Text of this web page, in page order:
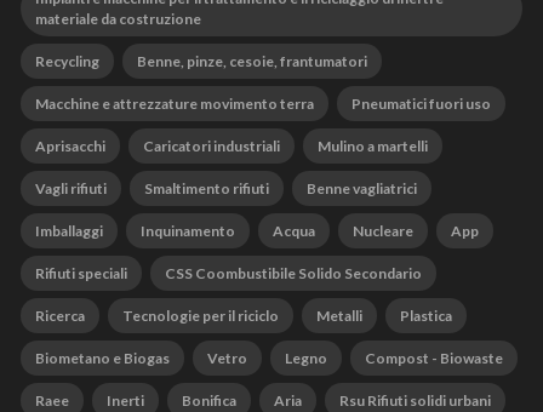
materiale da costruzione
Recycling Benne, pinze, cesoie, frantumatori
Macchine e attrezzature movimento terra Pneumatici fuori uso
Aprisacchi Caricatori industriali Mulino a martelli
Vagli rifiuti Smaltimento rifiuti Benne vagliatrici
Imballaggi Inquinamento Acqua Nucleare App
Rifiuti speciali CSS Coombustibile Solido Secondario
Ricerca Tecnologie per il riciclo Metalli Plastica
Biometano e Biogas Vetro Legno Compost - Biowaste
Raee Inerti Bonifica Aria Rsu Rifiuti solidi urbani